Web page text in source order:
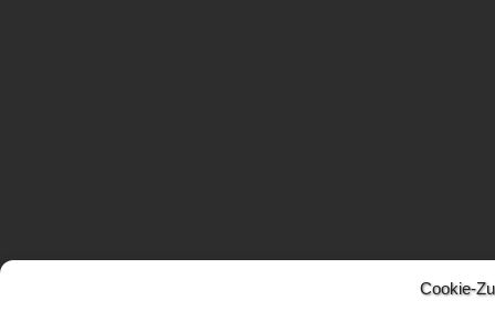
Cookie-